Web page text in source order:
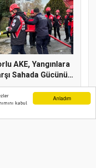
Anladım
kabul
AKE, Yangınlara
Sahada Gücünü